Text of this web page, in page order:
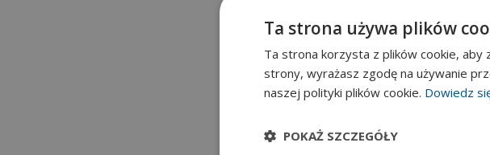
Ta strona używa plików
Ta strona korzysta z plików cookie,
strony, wyrażasz zgodę na używanie
naszej polityki plików cookie. Dowiedz
POKAŻ SZCZEGÓŁY